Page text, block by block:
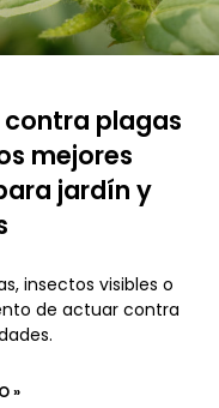
plagas
mejores
jardín y
insectos visibles o
de actuar contra
»